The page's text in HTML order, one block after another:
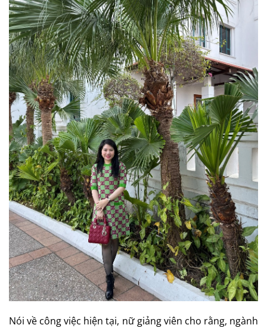
Nói về công việc hiện tại, nữ giảng viên cho rằng, ngành